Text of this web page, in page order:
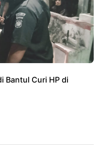
Bantul Curi HP di